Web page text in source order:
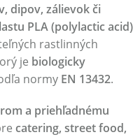
dipov, zálievok či
PLA (polylactic acid)
rastlinných
je biologicky
normy EN 13432.
a priehľadnému
catering, street food,